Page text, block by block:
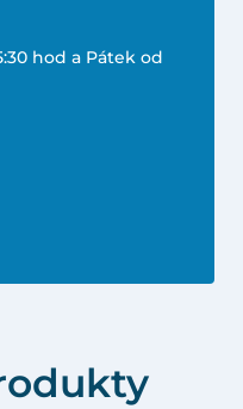
hod a Pátek od